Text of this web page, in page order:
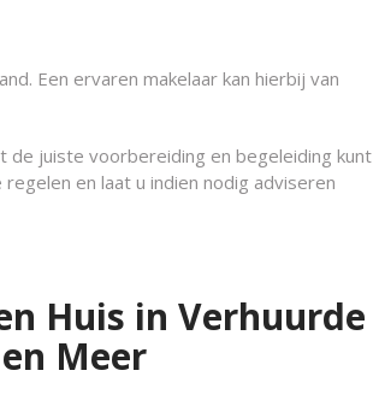
Een ervaren makelaar kan hierbij van
de juiste voorbereiding en begeleiding kunt
en laat u indien nodig adviseren
Huis in Verhuurde
Meer